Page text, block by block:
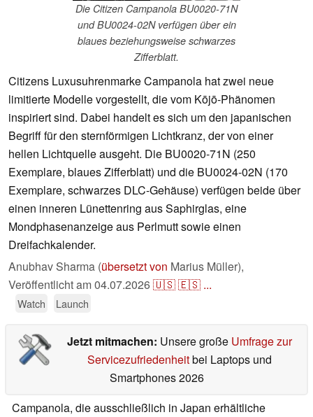
Die Citizen Campanola BU0020-71N
und BU0024-02N verfügen über ein
blaues beziehungsweise schwarzes
Zifferblatt.
Citizens Luxusuhrenmarke Campanola hat zwei neue
limitierte Modelle vorgestellt, die vom Kōjō-Phänomen
inspiriert sind. Dabei handelt es sich um den japanischen
Begriff für den sternförmigen Lichtkranz, der von einer
hellen Lichtquelle ausgeht. Die BU0020-71N (250
Exemplare, blaues Zifferblatt) und die BU0024-02N (170
Exemplare, schwarzes DLC-Gehäuse) verfügen beide über
einen inneren Lünettenring aus Saphirglas, eine
Mondphasenanzeige aus Perlmutt sowie einen
Dreifachkalender.
Anubhav Sharma (übersetzt von Marius Müller),
Veröffentlicht am04.07.2026🇺🇸🇪🇸 ...
Watch Launch
Jetzt mitmachen: Unsere große Umfrage zur
Servicezufriedenheitbei Laptops und
Smartphones 2026
Campanola, die ausschließlich in Japan erhältliche